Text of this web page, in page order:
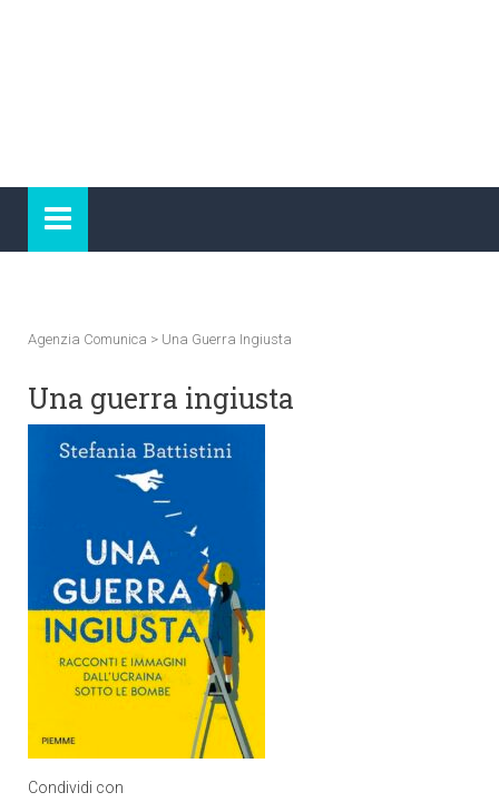
Agenzia Comunica > Una Guerra Ingiusta
Una guerra ingiusta
Condividi con